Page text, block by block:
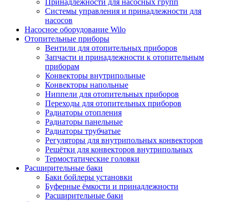
Принадлежности для насосных групп
Системы управления и принадлежности для
насосов
Насосное оборудование Wilo
Отопительные приборы
Вентили для отопительных приборов
Запчасти и принадлежности к отопительным
приборам
Конвекторы внутрипольные
Конвекторы напольные
Ниппели для отопительных приборов
Переходы для отопительных приборов
Радиаторы отопления
Радиаторы панельные
Радиаторы трубчатые
Регуляторы для внутрипольных конвекторов
Решётки для конвекторов внутрипольных
Термостатические головки
Расширительные баки
Баки бойлеры установки
Буферные ёмкости и принадлежности
Расширительные баки